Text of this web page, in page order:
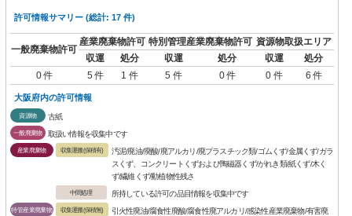
許可情報サマリー (総計: 17 件)
一般廃棄物許可
産業廃棄物許可 特別管理産業廃棄物許可 資源物取扱エリア
収運
処分 収運 処分 収運
処分
0 件
5 件 1 件 5 件 0 件 0 件 6 件
大阪府内の許可情報
資源物 古紙
一般廃棄物 取扱い情報を収集中です
産業廃棄物 収集運搬(保積有)
汚泥/廃油/廃酸/廃アルカリ/廃プラスチック類/ゴムくず/金属くず/ガラ
スくず、コンクリートくずおよび陶磁器くず/がれき類/紙くず/木く
ず/繊維くず/動植物性残さ
中間処理 所持している許可の品目情報を収集中です
特管産業廃棄物 収集運搬(保積無)
引火性廃油/腐食性廃酸/腐食性廃アルカリ/感染性産業廃棄物/有害廃